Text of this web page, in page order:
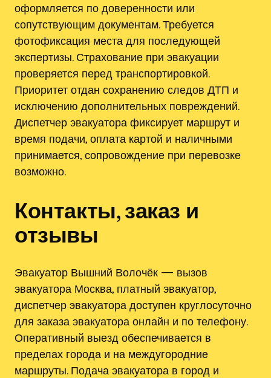
оформляется по доверенности или
сопутствующим документам. Требуется
фотофиксация места для последующей
экспертизы. Страхование при эвакуации
проверяется перед транспортировкой.
Приоритет отдан сохранению следов ДТП и
исключению дополнительных повреждений.
Диспетчер эвакуатора фиксирует маршрут и
время подачи, оплата картой и наличными
принимается, сопровождение при перевозке
возможно.
Контакты, заказ и
отзывы
Эвакуатор Вышний Волочёк — вызов
эвакуатора Москва, платный эвакуатор,
диспетчер эвакуатора доступен круглосуточно
для заказа эвакуатора онлайн и по телефону.
Оперативный выезд обеспечивается в
пределах города и на междугородние
маршруты. Подача эвакуатора в город и